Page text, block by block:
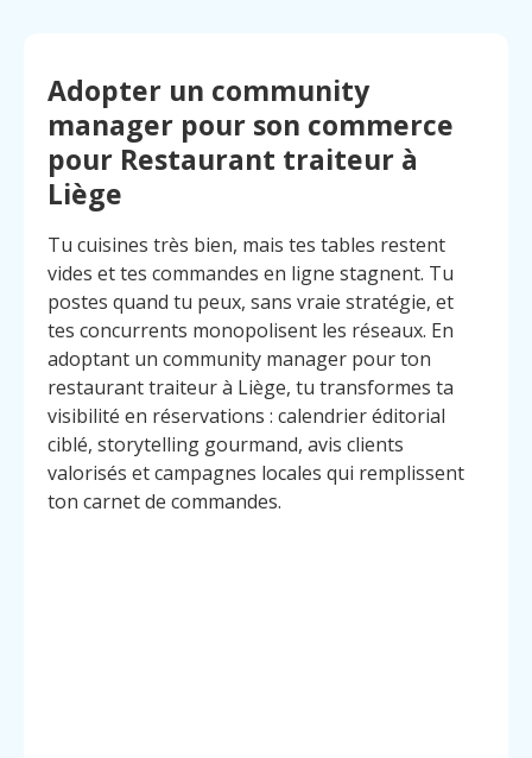
Adopter un community
manager pour son commerce
pour Restaurant traiteur à
Liège
Tu cuisines très bien, mais tes tables restent
vides et tes commandes en ligne stagnent. Tu
postes quand tu peux, sans vraie stratégie, et
tes concurrents monopolisent les réseaux. En
adoptant un community manager pour ton
restaurant traiteur à Liège, tu transformes ta
visibilité en réservations : calendrier éditorial
ciblé, storytelling gourmand, avis clients
valorisés et campagnes locales qui remplissent
ton carnet de commandes.